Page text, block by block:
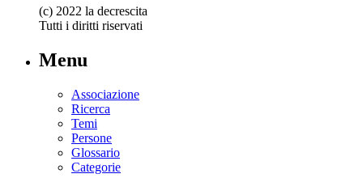
(c) 2022 la decrescita
Tutti i diritti riservati
Menu
Associazione
Ricerca
Temi
Persone
Glossario
Categorie